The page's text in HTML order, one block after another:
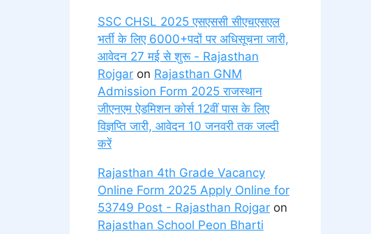
SSC CHSL 2025 एसएससी सीएचएसएल
भर्ती के लिए 6000+पदों पर अधिसूचना जारी,
आवेदन 27 मई से शुरू - Rajasthan
Rojgar on Rajasthan GNM
Admission Form 2025 राजस्थान
जीएनएम ऐडमिशन कोर्स 12वीं पास के लिए
विज्ञप्ति जारी, आवेदन 10 जनवरी तक जल्दी
करें
Rajasthan 4th Grade Vacancy
Online Form 2025 Apply Online for
53749 Post - Rajasthan Rojgar on
Rajasthan School Peon Bharti